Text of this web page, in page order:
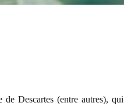
Descartes (entre autres), qui